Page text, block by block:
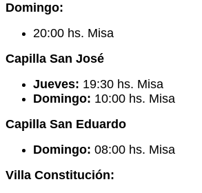
Domingo:
20:00 hs. Misa
Capilla San José
Jueves: 19:30 hs. Misa
Domingo: 10:00 hs. Misa
Capilla San Eduardo
Domingo: 08:00 hs. Misa
Villa Constitución: